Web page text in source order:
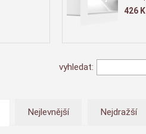
426
vyhledat:
Nejlevnější Nejdražší